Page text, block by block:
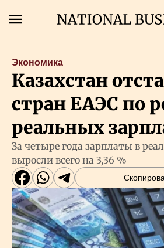
Главная
Экономика
Рынки
Технологии
Экономика
Казахстан
стран ЕАЭС по
реальных
За четыре года зарплаты в
выросли всего на 3,36 %